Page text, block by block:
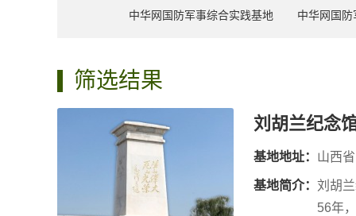
中华网国防军事综合实践基地 中华网国
筛选结果
刘胡兰纪念
基地地址： 山西
基地简介： 刘胡
56年